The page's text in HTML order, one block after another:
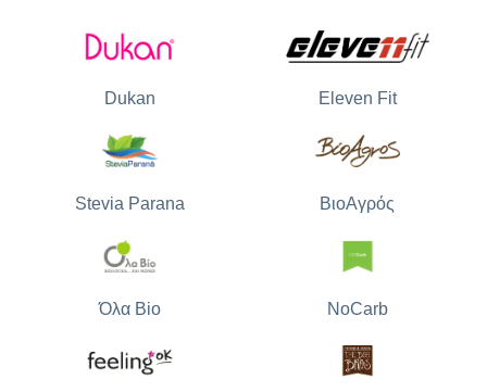
Dukan Eleven Fit
Stevia Parana ΒιοΑγρός
Όλα Bio NoCarb